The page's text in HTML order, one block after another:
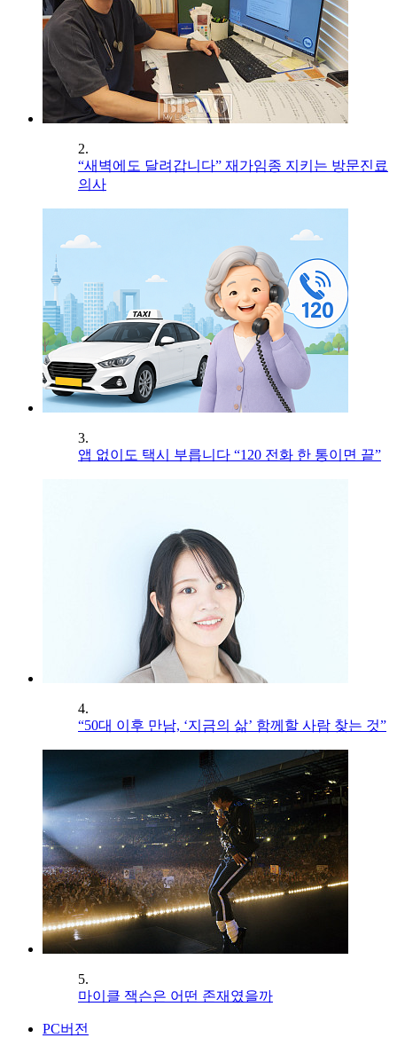
2.
“새벽에도 달려갑니다” 재가임종 지키는 방문진료
의사
3.
앱 없이도 택시 부릅니다 “120 전화 한 통이면 끝”
4.
“50대 이후 만남, ‘지금의 삶’ 함께할 사람 찾는 것”
5.
마이클 잭슨은 어떤 존재였을까
PC버전